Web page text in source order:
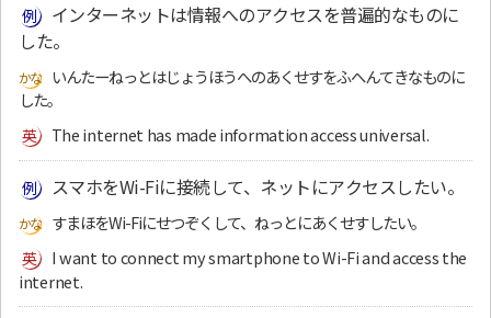
インターネットは情報へのアクセスを普遍的なものに
した。
いんたーねっとはじょうほうへのあくせすをふへんてきなものに
した。
The internet has made information access universal.
スマホをWi-Fiに接続して、ネットにアクセスしたい。
すまほをWi-Fiにせつぞくして、ねっとにあくせすしたい。
I want to connect my smartphone to Wi-Fi and access the
internet.